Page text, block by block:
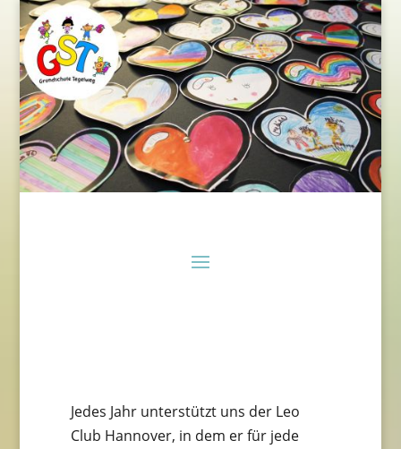
Jedes Jahr unterstützt uns der Leo
Club Hannover, in dem er für jede